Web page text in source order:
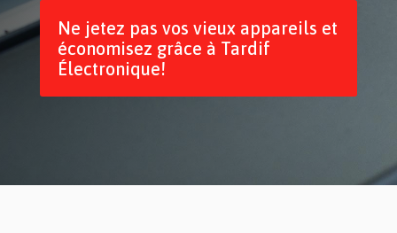
Ne jetez pas vos vieux appareils et
économisez grâce à Tardif
Électronique!